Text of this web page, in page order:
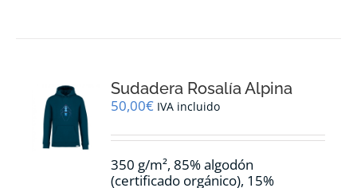
se
pueden
en
página
de
Sudadera Rosalía Alpina
50,00€ IVA incluido
350 g/m², 85% algodón
(certificado orgánico), 15%